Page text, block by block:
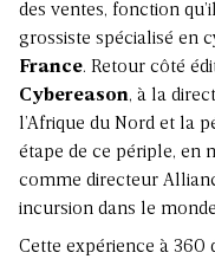
des ventes, fonction
grossiste spécialisé en
France. Retour côté
Cybereason, à la
l’Afrique du Nord et la
étape de ce périple, en
comme directeur
incursion dans le
Cette expérience à 360